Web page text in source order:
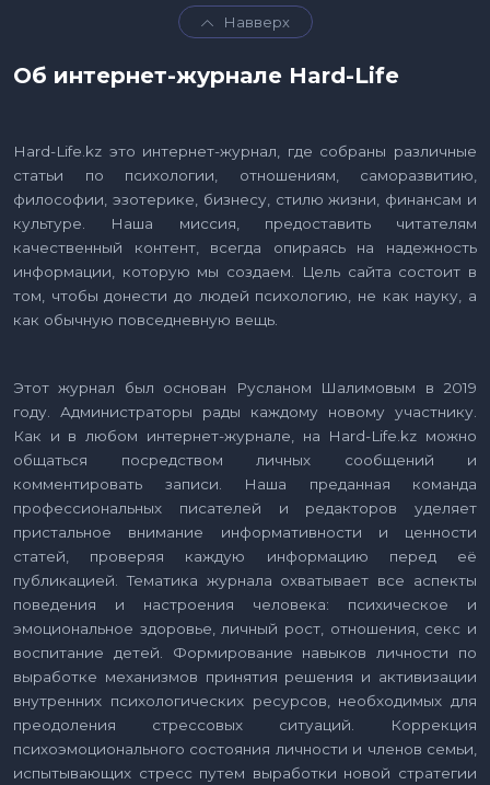
Навверх
Об интернет-журнале Hard-Life
Hard-Life.kz это интернет-журнал, где собраны различные
статьи по психологии, отношениям, саморазвитию,
философии, эзотерике, бизнесу, стилю жизни, финансам и
культуре. Наша миссия, предоставить читателям
качественный контент, всегда опираясь на надежность
информации, которую мы создаем. Цель сайта состоит в
том, чтобы донести до людей психологию, не как науку, а
как обычную повседневную вещь.
Этот журнал был основан Русланом Шалимовым в 2019
году. Администраторы рады каждому новому участнику.
Как и в любом интернет-журнале, на Hard-Life.kz можно
общаться посредством личных сообщений и
комментировать записи. Наша преданная команда
профессиональных писателей и редакторов уделяет
пристальное внимание информативности и ценности
статей, проверяя каждую информацию перед её
публикацией. Тематика журнала охватывает все аспекты
поведения и настроения человека: психическое и
эмоциональное здоровье, личный рост, отношения, секс и
воспитание детей. Формирование навыков личности по
выработке механизмов принятия решения и активизации
внутренних психологических ресурсов, необходимых для
преодоления стрессовых ситуаций. Коррекция
психоэмоционального состояния личности и членов семьи,
испытывающих стресс путем выработки новой стратегии